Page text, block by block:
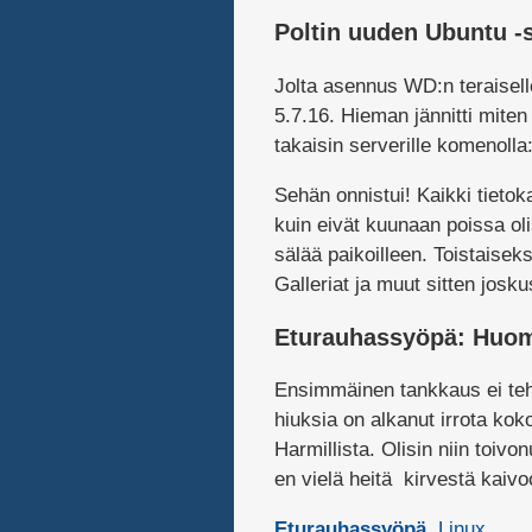
Poltin uuden Ubuntu
Jolta asennus WD:n
5.7.16. Hieman jännitti
takaisin serverille
Sehän onnistui! Kaikki
kuin eivät kuunaan poissa
sälää paikoilleen.
Galleriat ja muut sitten
Eturauhassyöpä:
Ensimmäinen tankkaus ei
hiuksia on alkanut irrota
Harmillista. Olisin niin
en vielä heitä kirvestä